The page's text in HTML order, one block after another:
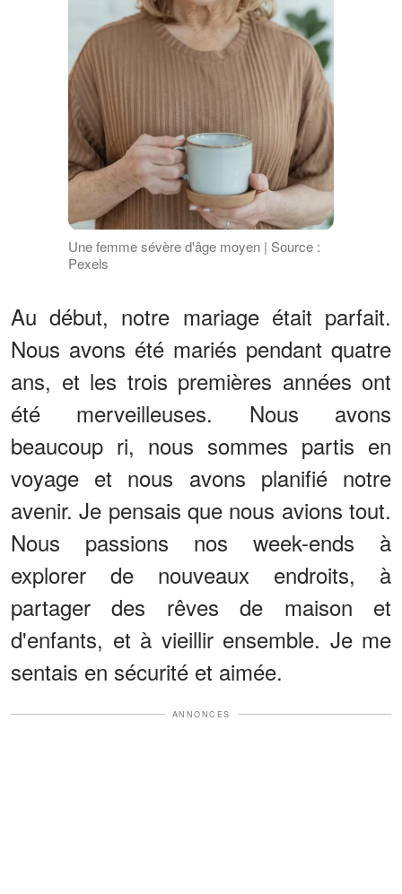
Une femme sévère d'âge moyen | Source :
Pexels
Au début, notre mariage était parfait.
Nous avons été mariés pendant quatre
ans, et les trois premières années ont
été merveilleuses. Nous avons
beaucoup ri, nous sommes partis en
voyage et nous avons planifié notre
avenir. Je pensais que nous avions tout.
Nous passions nos week-ends à
explorer de nouveaux endroits, à
partager des rêves de maison et
d'enfants, et à vieillir ensemble. Je me
sentais en sécurité et aimée.
ANNONCES